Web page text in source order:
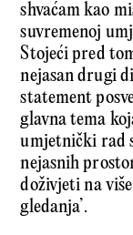
shvaćam kao
suvremenoj
Stojeći pred
nejasan drugi
statement
glavna tema
umjetnički rad
nejasnih
doživjeti na
gledanja’.